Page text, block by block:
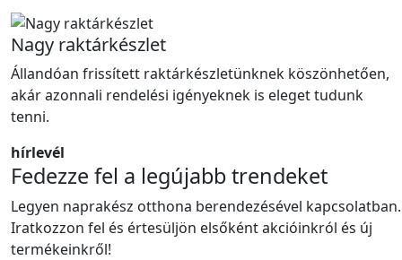
Nagy raktárkészlet
Állandóan frissített raktárkészletünknek köszönhetően,
akár azonnali rendelési igényeknek is eleget tudunk
tenni.
hírlevél
Fedezze fel a legújabb trendeket
Legyen naprakész otthona berendezésével kapcsolatban.
Iratkozzon fel és értesüljön elsőként akcióinkról és új
termékeinkről!